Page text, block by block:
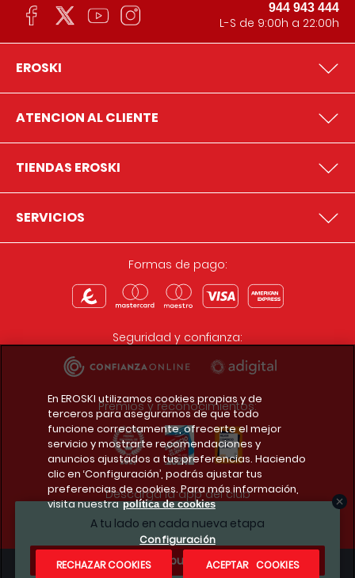
A tu lado en cada nueva etapa
¿Te apuntas?
944 943 444
L-S de 9:00h a 22:00h
EROSKI
ATENCION AL CLIENTE
TIENDAS EROSKI
SERVICIOS
Formas de pago:
Seguridad y confianza:
Premios y reconocimientos:
Descarga la app del club
En EROSKI utilizamos cookies propias y de
terceros para asegurarnos de que todo
funcione correctamente, ofrecerte el mejor
servicio y mostrarte recomendaciones y
anuncios ajustados a tus preferencias. Haciendo
clic en ‘Configuración’, podrás ajustar tus
preferencias de cookies. Para más información,
visita nuestra política de cookies
Configuración
RECHAZAR COOKIES
ACEPTAR COOKIES